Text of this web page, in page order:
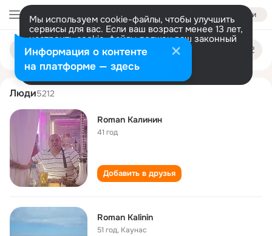
Войти
Мы используем cookie-файлы, чтобы улучшить
сервисы для вас. Если ваш возраст менее 13 лет,
настроить cookie-файлы должен ваш законный
представитель. Больше информации
Разрешить все Настроить
Поиск
людям
roman kalinin
Люди5212
Roman Калинин
41 год
Добавить в друзья
Roman Kalinin
51 год, Каунас
Информация о контенте
на платформе — здесь